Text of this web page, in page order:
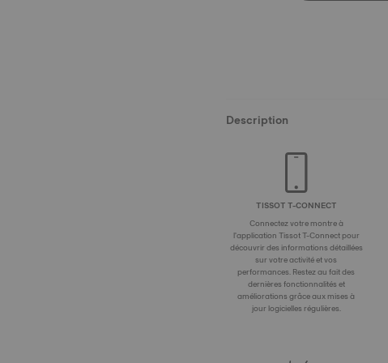
Description
TISSOT T-CONNECT
Connectez votre montre à
l'application Tissot T-Connect pour
découvrir des informations détaillées
sur votre activité et vos
performances. Restez au fait des
dernières fonctionnalités et
améliorations grâce aux mises à
jour logicielles régulières.